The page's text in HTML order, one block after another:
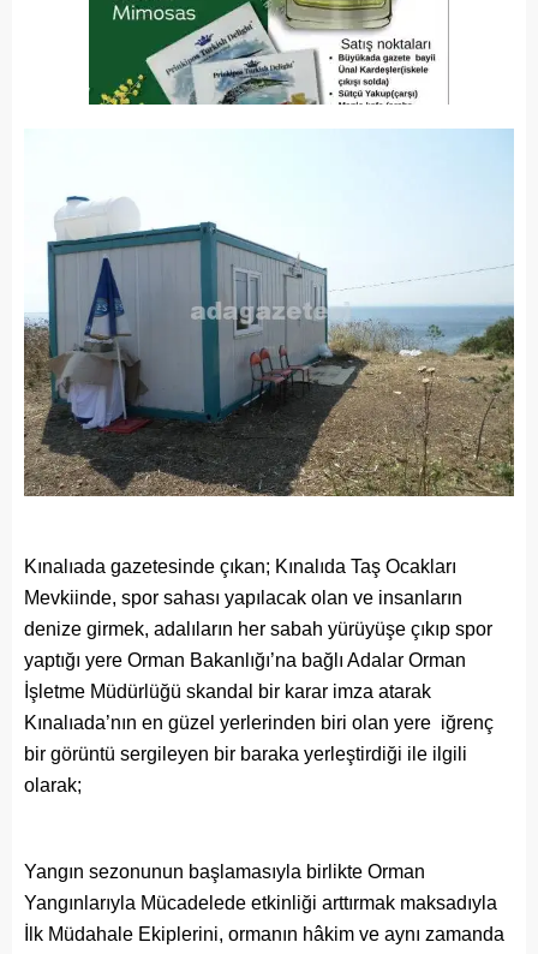
Kınalıada gazetesinde çıkan; Kınalıda Taş Ocakları
Mevkiinde, spor sahası yapılacak olan ve insanların
denize girmek, adalıların her sabah yürüyüşe çıkıp spor
yaptığı yere Orman Bakanlığı’na bağlı Adalar Orman
İşletme Müdürlüğü skandal bir karar imza atarak
Kınalıada’nın en güzel yerlerinden biri olan yere iğrenç
bir görüntü sergileyen bir baraka yerleştirdiği ile ilgili
olarak;
Yangın sezonunun başlamasıyla birlikte Orman
Yangınlarıyla Mücadelede etkinliği arttırmak maksadıyla
İlk Müdahale Ekiplerini, ormanın hâkim ve aynı zamanda